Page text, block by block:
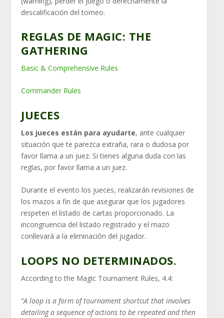
descalificación del torneo.
REGLAS DE MAGIC: THE
GATHERING
Basic & Comprehensive Rules
Commander Rules
JUECES
Los jueces están para ayudarte, ante cualquier
situación que te parezca extraña, rara o dudosa por
favor llama a un juez. Si tienes alguna duda con las
reglas, por favor llama a un juez.
Durante el evento los jueces, realizarán revisiones de
los mazos a fin de que asegurar que los jugadores
respeten el listado de cartas proporcionado. La
incongruencia del listado registrado y el mazo
conllevará a la eliminación del jugador.
LOOPS NO DETERMINADOS.
According to the Magic Tournament Rules, 4.4:
“A loop is a form of tournament shortcut that involves
detailing a sequence of actions to be repeated and then